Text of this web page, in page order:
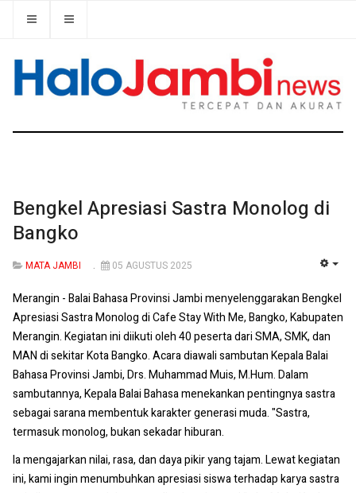
Bengkel Apresiasi Sastra Monolog di
Bangko
MATA JAMBI 05 AGUSTUS 2025
Merangin - Balai Bahasa Provinsi Jambi menyelenggarakan Bengkel
Apresiasi Sastra Monolog di Cafe Stay With Me, Bangko, Kabupaten
Merangin. Kegiatan ini diikuti oleh 40 peserta dari SMA, SMK, dan
MAN di sekitar Kota Bangko. Acara diawali sambutan Kepala Balai
Bahasa Provinsi Jambi, Drs. Muhammad Muis, M.Hum. Dalam
sambutannya, Kepala Balai Bahasa menekankan pentingnya sastra
sebagai sarana membentuk karakter generasi muda. "Sastra,
termasuk monolog, bukan sekadar hiburan.
Ia mengajarkan nilai, rasa, dan daya pikir yang tajam. Lewat kegiatan
ini, kami ingin menumbuhkan apresiasi siswa terhadap karya sastra